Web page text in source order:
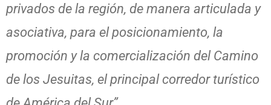
privados de la región, de manera articulada y
asociativa, para el posicionamiento, la
promoción y la comercialización del Camino
de los Jesuitas, el principal corredor turístico